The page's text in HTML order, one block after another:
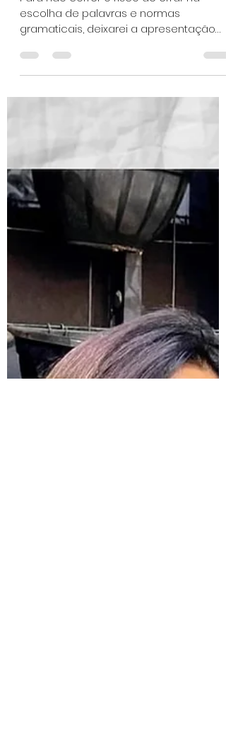
Celuy Roberta Hundzinski -
Da Science Po aos Cristais
- um percurso
politicamente correto!
Para não correr o risco de errar na
escolha de palavras e normas
gramaticais, deixarei a apresentação
de hoje integralmente por conta da...